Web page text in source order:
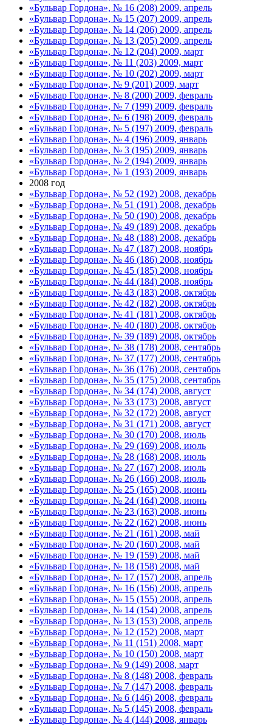
«Бульвар Гордона», № 16 (208) 2009, апрель
«Бульвар Гордона», № 15 (207) 2009, апрель
«Бульвар Гордона», № 14 (206) 2009, апрель
«Бульвар Гордона», № 13 (205) 2009, апрель
«Бульвар Гордона», № 12 (204) 2009, март
«Бульвар Гордона», № 11 (203) 2009, март
«Бульвар Гордона», № 10 (202) 2009, март
«Бульвар Гордона», № 9 (201) 2009, март
«Бульвар Гордона», № 8 (200) 2009, февраль
«Бульвар Гордона», № 7 (199) 2009, февраль
«Бульвар Гордона», № 6 (198) 2009, февраль
«Бульвар Гордона», № 5 (197) 2009, февраль
«Бульвар Гордона», № 4 (196) 2009, январь
«Бульвар Гордона», № 3 (195) 2009, январь
«Бульвар Гордона», № 2 (194) 2009, январь
«Бульвар Гордона», № 1 (193) 2009, январь
2008 год
«Бульвар Гордона», № 52 (192) 2008, декабрь
«Бульвар Гордона», № 51 (191) 2008, декабрь
«Бульвар Гордона», № 50 (190) 2008, декабрь
«Бульвар Гордона», № 49 (189) 2008, декабрь
«Бульвар Гордона», № 48 (188) 2008, декабрь
«Бульвар Гордона», № 47 (187) 2008, ноябрь
«Бульвар Гордона», № 46 (186) 2008, ноябрь
«Бульвар Гордона», № 45 (185) 2008, ноябрь
«Бульвар Гордона», № 44 (184) 2008, ноябрь
«Бульвар Гордона», № 43 (183) 2008, октябрь
«Бульвар Гордона», № 42 (182) 2008, октябрь
«Бульвар Гордона», № 41 (181) 2008, октябрь
«Бульвар Гордона», № 40 (180) 2008, октябрь
«Бульвар Гордона», № 39 (189) 2008, октябрь
«Бульвар Гордона», № 38 (178) 2008, сентябрь
«Бульвар Гордона», № 37 (177) 2008, сентябрь
«Бульвар Гордона», № 36 (176) 2008, сентябрь
«Бульвар Гордона», № 35 (175) 2008, сентябрь
«Бульвар Гордона», № 34 (174) 2008, август
«Бульвар Гордона», № 33 (173) 2008, август
«Бульвар Гордона», № 32 (172) 2008, август
«Бульвар Гордона», № 31 (171) 2008, август
«Бульвар Гордона», № 30 (170) 2008, июль
«Бульвар Гордона», № 29 (169) 2008, июль
«Бульвар Гордона», № 28 (168) 2008, июль
«Бульвар Гордона», № 27 (167) 2008, июль
«Бульвар Гордона», № 26 (166) 2008, июль
«Бульвар Гордона», № 25 (165) 2008, июнь
«Бульвар Гордона», № 24 (164) 2008, июнь
«Бульвар Гордона», № 23 (163) 2008, июнь
«Бульвар Гордона», № 22 (162) 2008, июнь
«Бульвар Гордона», № 21 (161) 2008, май
«Бульвар Гордона», № 20 (160) 2008, май
«Бульвар Гордона», № 19 (159) 2008, май
«Бульвар Гордона», № 18 (158) 2008, май
«Бульвар Гордона», № 17 (157) 2008, апрель
«Бульвар Гордона», № 16 (156) 2008, апрель
«Бульвар Гордона», № 15 (155) 2008, апрель
«Бульвар Гордона», № 14 (154) 2008, апрель
«Бульвар Гордона», № 13 (153) 2008, апрель
«Бульвар Гордона», № 12 (152) 2008, март
«Бульвар Гордона», № 11 (151) 2008, март
«Бульвар Гордона», № 10 (150) 2008, март
«Бульвар Гордона», № 9 (149) 2008, март
«Бульвар Гордона», № 8 (148) 2008, февраль
«Бульвар Гордона», № 7 (147) 2008, февраль
«Бульвар Гордона», № 6 (146) 2008, февраль
«Бульвар Гордона», № 5 (145) 2008, февраль
«Бульвар Гордона», № 4 (144) 2008, январь